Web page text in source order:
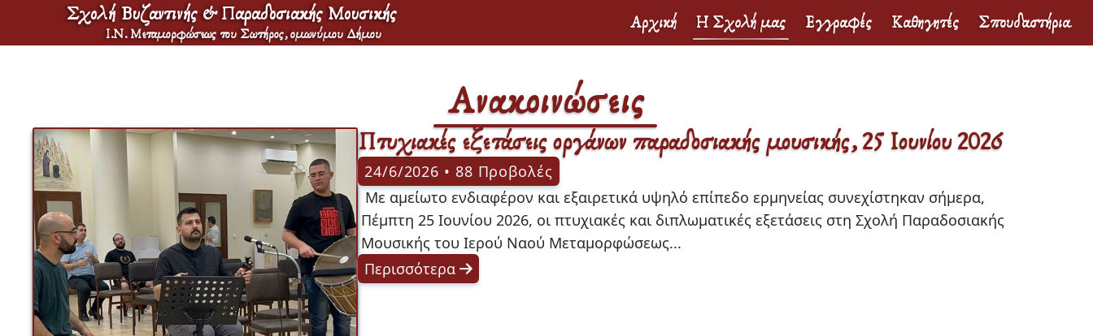
Σχολή Βυζαντινής & Παραδοσιακής Μουσικής
Ι.Ν. Μεταμορφώσεως του Σωτήρος, ομωνύμου Δήμου
Αρχική Η Σχολή μας Εγγραφές Καθηγητές Σπουδαστήρια
Ανακοινώσεις
Πτυχιακές εξετάσεις οργάνων παραδοσιακής μουσικής, 25 Ιουνίου 2026
24/6/2026 • 88 Προβολές
Πέμπτη 25 Ιουνίου 2026, οι πτυχιακές και διπλωματικές εξετάσεις στη Σχολή Παραδοσιακής
Μουσικής του Ιερού Ναού Μεταμορφώσεως...
Περισσότερα